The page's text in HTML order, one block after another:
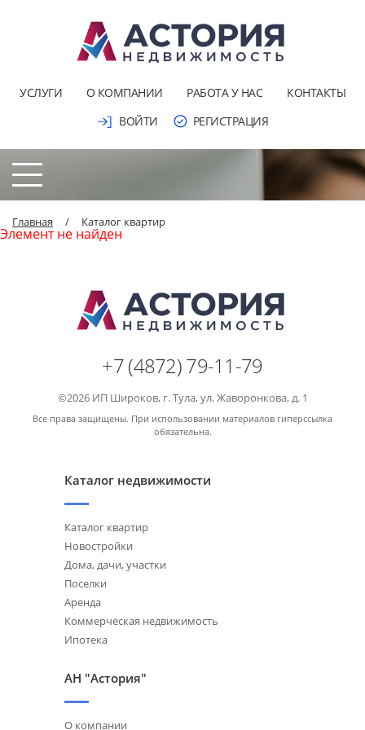
УСЛУГИ О КОМПАНИИ РАБОТА У НАС
КОНТАКТЫ
ВОЙТИ
РЕГИСТРАЦИЯ
Главная / Каталог квартир
Элемент не найден
+7 (4872) 79-11-79
©2026 ИП Широков, г. Тула, ул. Жаворонкова, д. 1
Все права защищены. При использовании материалов гиперссылка
обязательна.
Каталог недвижимости
Каталог квартир
Новостройки
Дома, дачи, участки
Поселки
Аренда
Коммерческая недвижимость
Ипотека
АН "Астория"
О компании